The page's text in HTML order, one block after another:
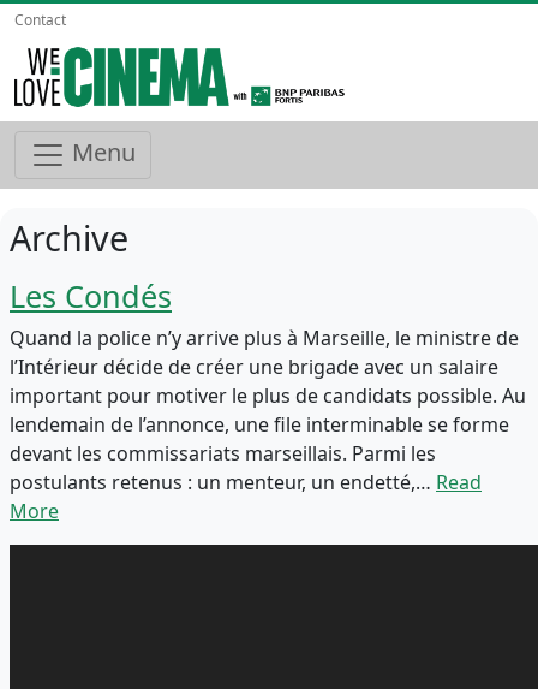
Contact
Menu
Archive
Les Condés
Quand la police n’y arrive plus à Marseille, le ministre de
l’Intérieur décide de créer une brigade avec un salaire
important pour motiver le plus de candidats possible. Au
lendemain de l’annonce, une file interminable se forme
devant les commissariats marseillais. Parmi les
postulants retenus : un menteur, un endetté,… Read
More